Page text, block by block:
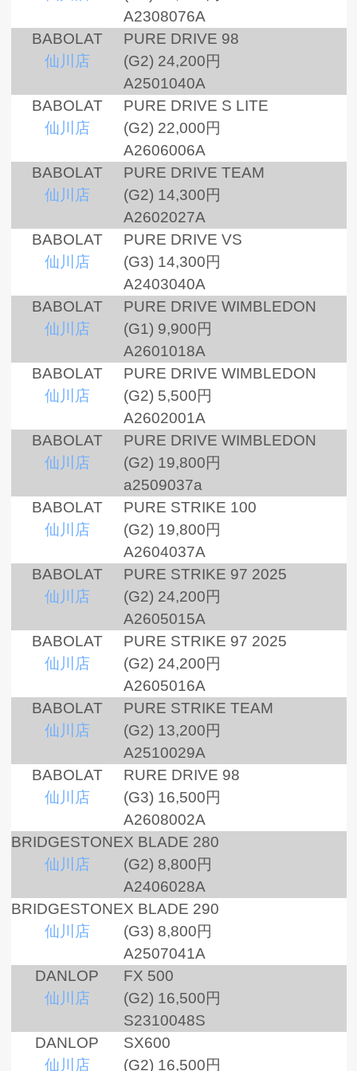
A2308076A
BABOLAT
仙川店
PURE DRIVE 98
(G2) 24,200円
A2501040A
BABOLAT
仙川店
PURE DRIVE S LITE
(G2) 22,000円
A2606006A
BABOLAT
仙川店
PURE DRIVE TEAM
(G2) 14,300円
A2602027A
BABOLAT
仙川店
PURE DRIVE VS
(G3) 14,300円
A2403040A
BABOLAT
仙川店
PURE DRIVE WIMBLEDON
(G1) 9,900円
A2601018A
BABOLAT
仙川店
PURE DRIVE WIMBLEDON
(G2) 5,500円
A2602001A
BABOLAT
仙川店
PURE DRIVE WIMBLEDON
(G2) 19,800円
a2509037a
BABOLAT
仙川店
PURE STRIKE 100
(G2) 19,800円
A2604037A
BABOLAT
仙川店
PURE STRIKE 97 2025
(G2) 24,200円
A2605015A
BABOLAT
仙川店
PURE STRIKE 97 2025
(G2) 24,200円
A2605016A
BABOLAT
仙川店
PURE STRIKE TEAM
(G2) 13,200円
A2510029A
BABOLAT
仙川店
RURE DRIVE 98
(G3) 16,500円
A2608002A
BRIDGESTONE
仙川店
X BLADE 280
(G2) 8,800円
A2406028A
BRIDGESTONE
仙川店
X BLADE 290
(G3) 8,800円
A2507041A
DANLOP
仙川店
FX 500
(G2) 16,500円
S2310048S
DANLOP
仙川店
SX600
(G2) 16,500円